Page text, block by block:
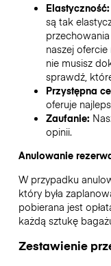
Elastyczność:
są tak
naszej
nie musisz
sprawdź,
Przystępna
oferuje
Zaufanie:
opinii.
Anulowanie
W przypadku
który była
pobierana jest
każdą sztukę
Zestawienie